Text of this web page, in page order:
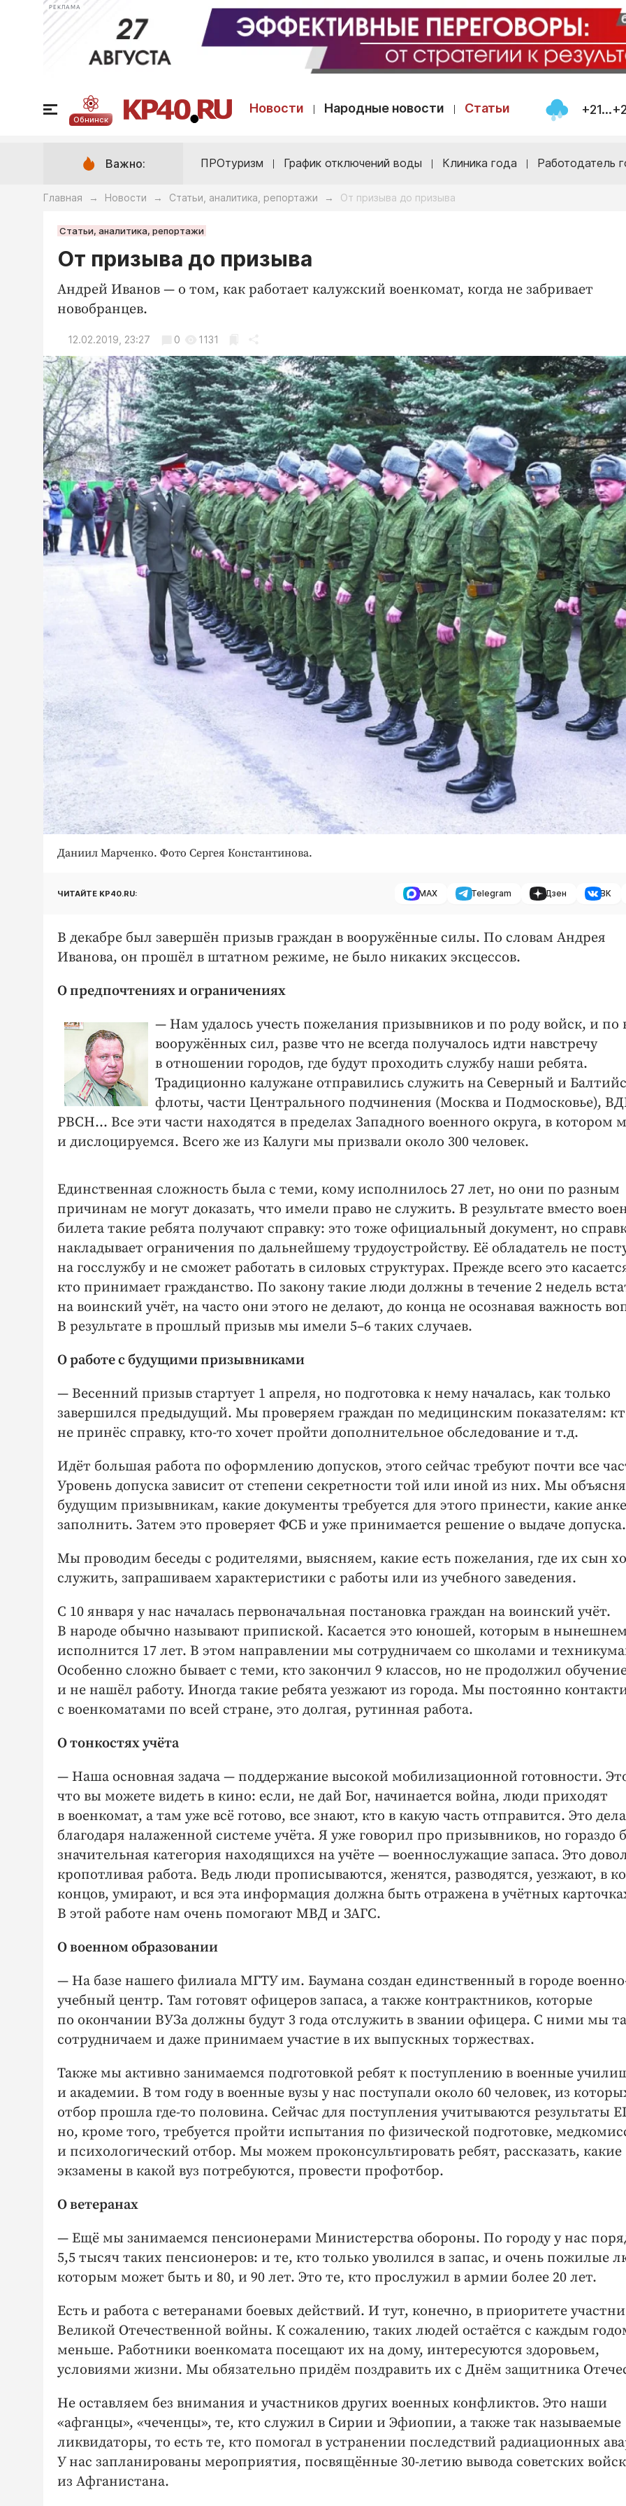
РЕКЛАМА
Обнинск
Новости Народные новости Статьи
Важно: ПРОтуризм График отключений воды Клиника года Работодатель
Главная → Новости → Статьи, аналитика, репортажи → От призыва до призыва
Статьи, аналитика, репортажи
От призыва до призыва
Андрей Иванов — о том, как работает калужский военкомат, когда не забривает
новобранцев.
12.02.2019, 23:27 0 1131
Даниил Марченко. Фото Сергея Константинова.
ЧИТАЙТЕ KP40.RU: MAX Telegram Дзен ВК
В декабре был завершён призыв граждан в вооружённые силы. По словам Андрея
Иванова, он прошёл в штатном режиме, не было никаких эксцессов.
О предпочтениях и ограничениях
— Нам удалось учесть пожелания призывников и по роду войск, и по
вооружённых сил, разве что не всегда получалось идти навстречу
в отношении городов, где будут проходить службу наши ребята.
Традиционно калужане отправились служить на Северный и
флоты, части Центрального подчинения (Москва и Подмосковье),
РВСН… Все эти части находятся в пределах Западного военного округа, в котором
и дислоцируемся. Всего же из Калуги мы призвали около 300 человек.
Единственная сложность была с теми, кому исполнилось 27 лет, но они по разным
причинам не могут доказать, что имели право не служить. В результате вместо
билета такие ребята получают справку: это тоже официальный документ, но
накладывает ограничения по дальнейшему трудо­устройству. Её обладатель не
на госслужбу и не сможет работать в силовых структурах. Прежде всего это
кто принимает гражданство. По закону такие люди должны в течение 2 недель
на воинский учёт, на часто они этого не делают, до конца не осознавая важность
В результате в прошлый призыв мы имели 5–6 таких случаев.
О работе с будущими призывниками
— Весенний призыв стартует 1 апреля, но подготовка к нему началась, как только
завершился предыдущий. Мы проверяем граждан по медицинским показателям:
не принёс справку, кто-то хочет пройти дополнительное обследование и т.д.
Идёт большая работа по офор­млению допусков, этого сейчас требуют почти все
Уровень допуска зависит от степени секретности той или иной из них. Мы
будущим призывникам, какие документы требуется для этого принести, какие
заполнить. Затем это проверяет ФСБ и уже принимается решение о выдаче допуска.
Мы проводим беседы с родителями, выясняем, какие есть пожелания, где их сын
служить, запрашиваем характеристики с работы или из учебного заведения.
С 10 января у нас началась первоначальная постановка граждан на воинский учёт.
В народе обычно называют припиской. Касается это юношей, которым в
исполнится 17 лет. В этом направлении мы сотрудничаем со школами и
Особенно сложно бывает с теми, кто закончил 9 классов, но не продолжил
и не нашёл работу. Иногда такие ребята уезжают из города. Мы постоянно
с военкоматами по всей стране, это долгая, рутинная работа.
О тонкостях учёта
— Наша основная задача — поддержание высокой мобилизационной готовности.
что вы можете видеть в кино: если, не дай Бог, начинается война, люди приходят
в военкомат, а там уже всё готово, все знают, кто в какую часть отправится. Это
благодаря налаженной системе учёта. Я уже говорил про призывников, но гораздо
значительная категория находящихся на учёте — военно­служащие запаса. Это
кропотливая работа. Ведь люди прописываются, женятся, разводятся, уезжают, в
концов, умирают, и вся эта информация должна быть отражена в учётных
В этой работе нам очень помогают МВД и ЗАГС.
О военном образовании
— На базе нашего филиала МГТУ им. Баумана создан единственный в городе
учебный центр. Там готовят офицеров запаса, а также контрактников, которые
по окончании ВУЗа должны будут 3 года отслужить в звании офицера. С ними мы
сотрудничаем и даже принимаем участие в их выпускных торжествах.
Также мы активно занимаемся подготовкой ребят к поступлению в военные
и академии. В том году в военные вузы у нас поступали около 60 человек, из
отбор прошла где-то половина. Сейчас для поступления учитываются результаты
но, кроме того, требуется пройти испытания по физической подготовке,
и психологический отбор. Мы можем проконсультировать ребят, рассказать, какие
экзамены в какой вуз потребуются, провести профотбор.
О ветеранах
— Ещё мы занимаемся пенсио­нерами Министерства обороны. По городу у нас
5,5 тысяч таких пенсионеров: и те, кто только уволился в запас, и очень пожилые
которым может быть и 80, и 90 лет. Это те, кто прослужил в армии более 20 лет.
Есть и работа с ветеранами боевых действий. И тут, конечно, в приоритете
Великой Отечественной войны. К сожалению, таких людей остаётся с каждым
меньше. Работники военкомата посещают их на дому, интересуются здоровьем,
условиями жизни. Мы обязательно придём поздравить их с Днём защитника
Не оставляем без внимания и участников других военных конфликтов. Это наши
«афганцы», «чеченцы», те, кто служил в Сирии и Эфиопии, а также так называемые
ликвидаторы, то есть те, кто помогал в устранении последствий радиационных
У нас запланированы мероприятия, посвящённые 30-летию вывода советских ­войск
из Афганистана.